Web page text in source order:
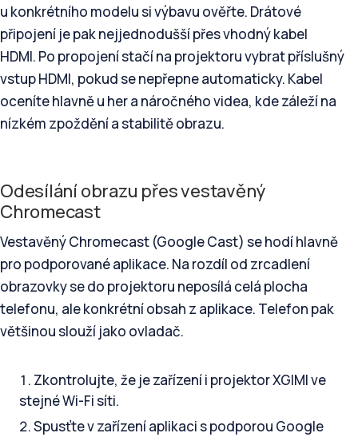
u konkrétního modelu si výbavu ověřte. Drátové
připojení je pak nejjednodušší přes vhodný kabel
HDMI. Po propojení stačí na projektoru vybrat příslušný
vstup HDMI, pokud se nepřepne automaticky. Kabel
oceníte hlavně u her a náročného videa, kde záleží na
nízkém zpoždění a stabilitě obrazu.
Odesílání obrazu přes vestavěný
Chromecast
Vestavěný Chromecast (Google Cast) se hodí hlavně
pro podporované aplikace. Na rozdíl od zrcadlení
obrazovky se do projektoru neposílá celá plocha
telefonu, ale konkrétní obsah z aplikace. Telefon pak
většinou slouží jako ovladač.
Zkontrolujte, že je zařízení i projektor XGIMI ve
stejné Wi-Fi síti.
Spusťte v zařízení aplikaci s podporou Google